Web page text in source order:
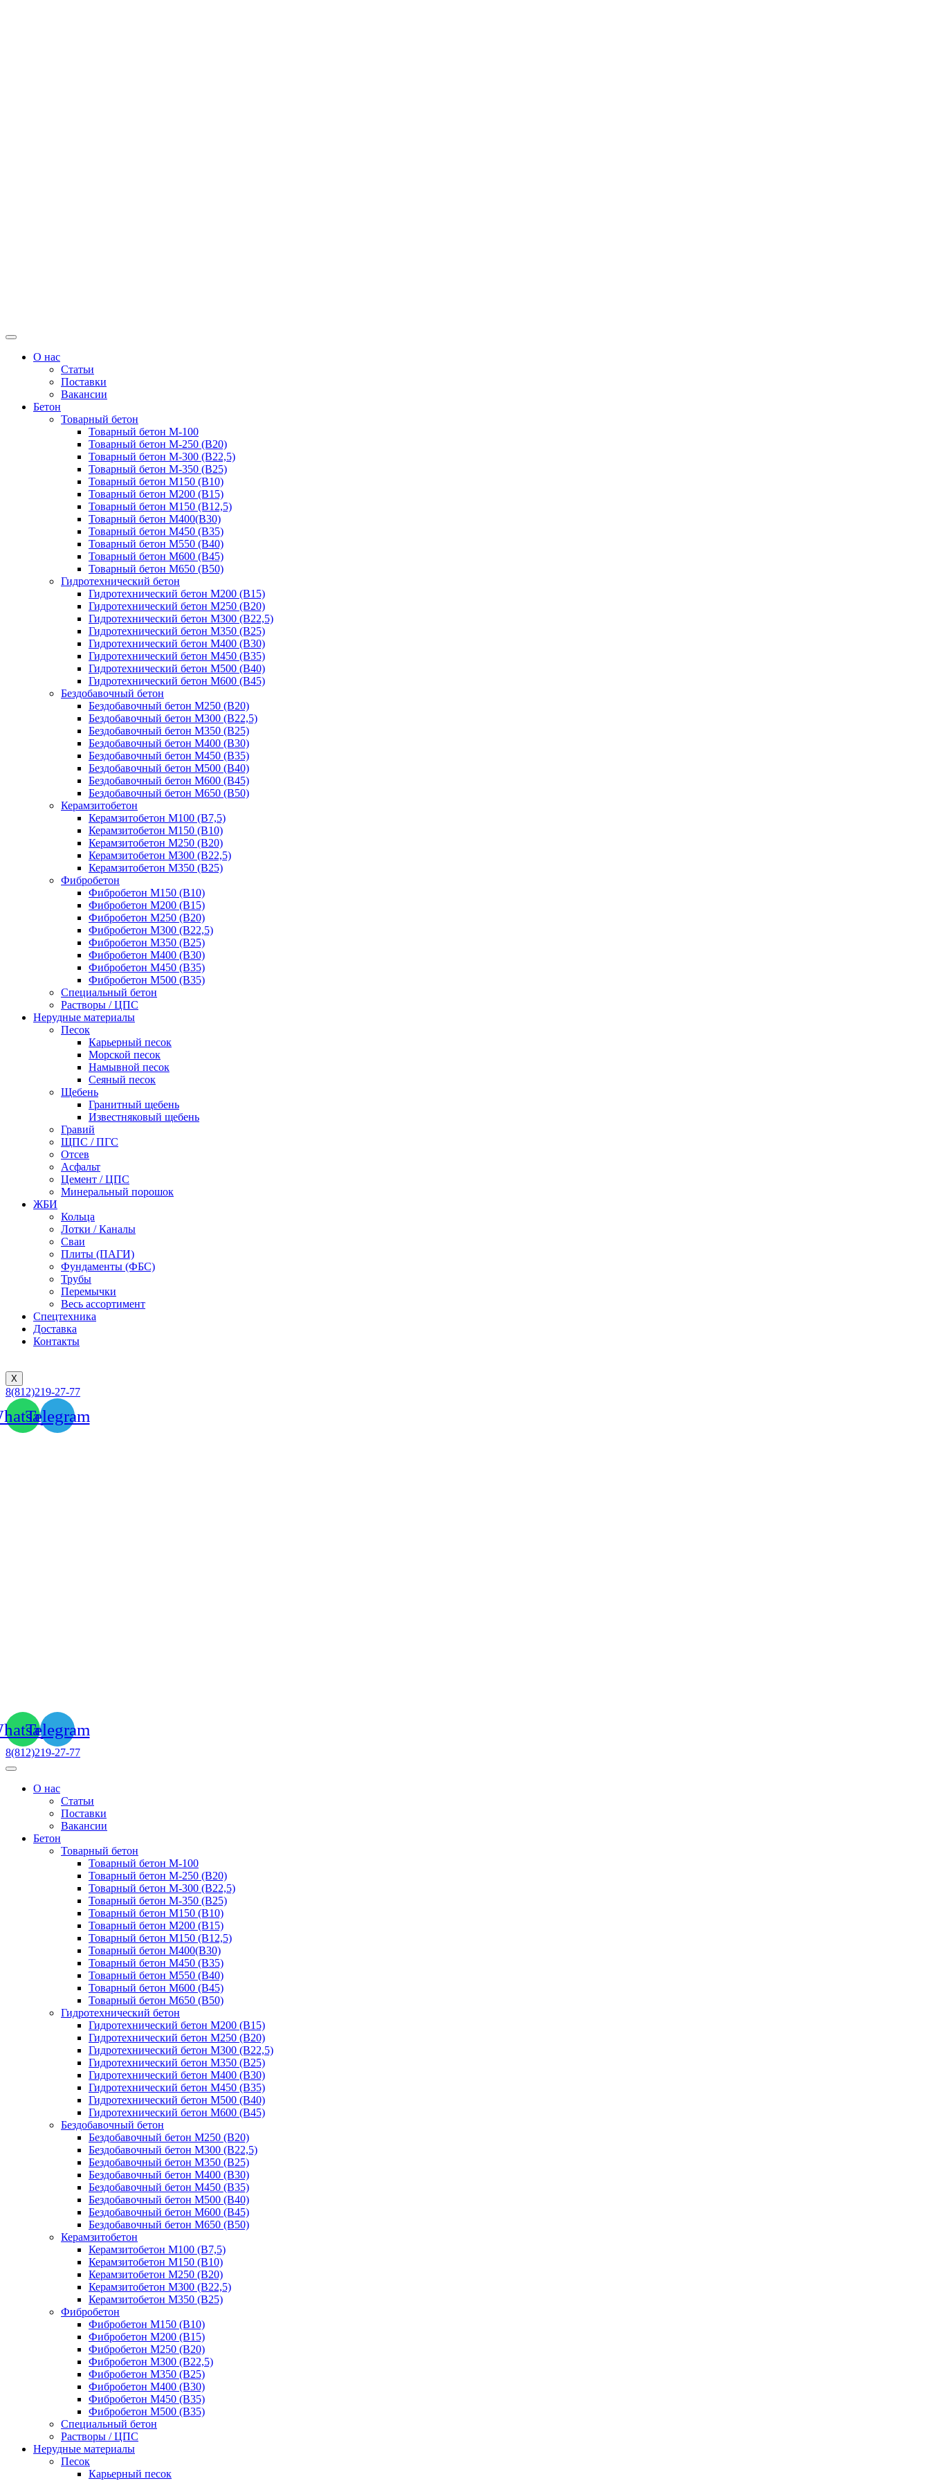
О нас
Статьи
Поставки
Вакансии
Бетон
Товарный бетон
Товарный бетон М-100
Товарный бетон М-250 (B20)
Товарный бетон М-300 (B22,5)
Товарный бетон М-350 (B25)
Товарный бетон М150 (B10)
Товарный бетон М200 (B15)
Товарный бетон М150 (B12,5)
Товарный бетон М400(B30)
Товарный бетон М450 (B35)
Товарный бетон М550 (B40)
Товарный бетон М600 (B45)
Товарный бетон М650 (B50)
Гидротехнический бетон
Гидротехнический бетон М200 (B15)
Гидротехнический бетон М250 (B20)
Гидротехнический бетон М300 (B22,5)
Гидротехнический бетон М350 (B25)
Гидротехнический бетон М400 (B30)
Гидротехнический бетон М450 (B35)
Гидротехнический бетон М500 (B40)
Гидротехнический бетон М600 (B45)
Бездобавочный бетон
Бездобавочный бетон М250 (B20)
Бездобавочный бетон М300 (B22,5)
Бездобавочный бетон М350 (B25)
Бездобавочный бетон М400 (B30)
Бездобавочный бетон М450 (B35)
Бездобавочный бетон М500 (B40)
Бездобавочный бетон М600 (B45)
Бездобавочный бетон М650 (B50)
Керамзитобетон
Керамзитобетон М100 (В7,5)
Керамзитобетон М150 (В10)
Керамзитобетон М250 (В20)
Керамзитобетон М300 (В22,5)
Керамзитобетон М350 (В25)
Фибробетон
Фибробетон М150 (B10)
Фибробетон М200 (B15)
Фибробетон М250 (B20)
Фибробетон М300 (В22,5)
Фибробетон М350 (В25)
Фибробетон М400 (В30)
Фибробетон М450 (В35)
Фибробетон М500 (В35)
Специальный бетон
Растворы / ЦПС
Нерудные материалы
Песок
Карьерный песок
Морской песок
Намывной песок
Сеяный песок
Щебень
Гранитный щебень
Известняковый щебень
Гравий
ЩПС / ПГС
Отсев
Асфальт
Цемент / ЦПС
Минеральный порошок
ЖБИ
Кольца
Лотки / Каналы
Сваи
Плиты (ПАГИ)
Фундаменты (ФБС)
Трубы
Перемычки
Весь ассортимент
Спецтехника
Доставка
Контакты
X
8(812)219-27-77
Telegram
Telegram
8(812)219-27-77
О нас
Статьи
Поставки
Вакансии
Бетон
Товарный бетон
Товарный бетон М-100
Товарный бетон М-250 (B20)
Товарный бетон М-300 (B22,5)
Товарный бетон М-350 (B25)
Товарный бетон М150 (B10)
Товарный бетон М200 (B15)
Товарный бетон М150 (B12,5)
Товарный бетон М400(B30)
Товарный бетон М450 (B35)
Товарный бетон М550 (B40)
Товарный бетон М600 (B45)
Товарный бетон М650 (B50)
Гидротехнический бетон
Гидротехнический бетон М200 (B15)
Гидротехнический бетон М250 (B20)
Гидротехнический бетон М300 (B22,5)
Гидротехнический бетон М350 (B25)
Гидротехнический бетон М400 (B30)
Гидротехнический бетон М450 (B35)
Гидротехнический бетон М500 (B40)
Гидротехнический бетон М600 (B45)
Бездобавочный бетон
Бездобавочный бетон М250 (B20)
Бездобавочный бетон М300 (B22,5)
Бездобавочный бетон М350 (B25)
Бездобавочный бетон М400 (B30)
Бездобавочный бетон М450 (B35)
Бездобавочный бетон М500 (B40)
Бездобавочный бетон М600 (B45)
Бездобавочный бетон М650 (B50)
Керамзитобетон
Керамзитобетон М100 (В7,5)
Керамзитобетон М150 (В10)
Керамзитобетон М250 (В20)
Керамзитобетон М300 (В22,5)
Керамзитобетон М350 (В25)
Фибробетон
Фибробетон М150 (B10)
Фибробетон М200 (B15)
Фибробетон М250 (B20)
Фибробетон М300 (В22,5)
Фибробетон М350 (В25)
Фибробетон М400 (В30)
Фибробетон М450 (В35)
Фибробетон М500 (В35)
Специальный бетон
Растворы / ЦПС
Нерудные материалы
Песок
Карьерный песок